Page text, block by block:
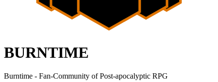
BURNTIME
Burntime - Fan-Community of Post-apocalyptic RPG